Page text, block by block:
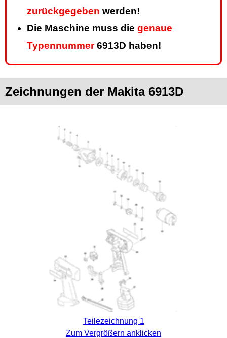
zurückgegeben werden!
Die Maschine muss die genaue
Typennummer6913D haben!
Zeichnungen der Makita 6913D
Teilezeichnung 1
Zum Vergrößern anklicken